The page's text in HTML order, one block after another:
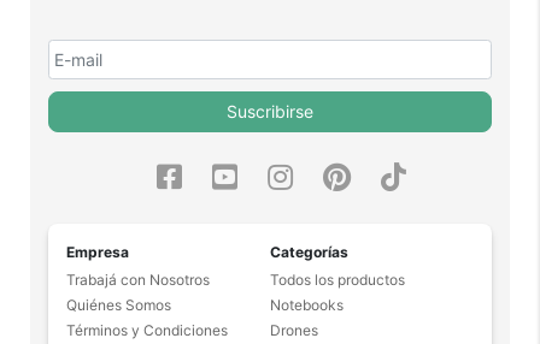
Suscribirse
Empresa
Trabajá con Nosotros
Quiénes Somos
Términos y Condiciones
Categorías
Todos los productos
Notebooks
Drones